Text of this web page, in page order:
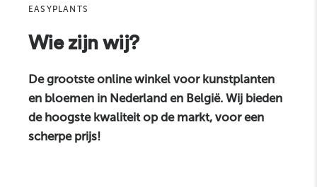
Commentaire
EASYPLANTS
Wie zijn wij?
De grootste online winkel voor kunstplanten
en bloemen in Nederland en België. Wij bieden
de hoogste kwaliteit op de markt, voor een
scherpe prijs!